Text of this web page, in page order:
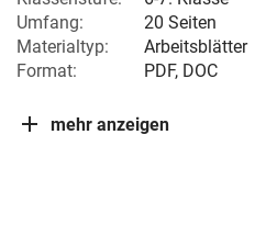
Umfang:
20 Seiten
Materialtyp:
Arbeitsblätter
Format:
PDF, DOC
mehr anzeigen